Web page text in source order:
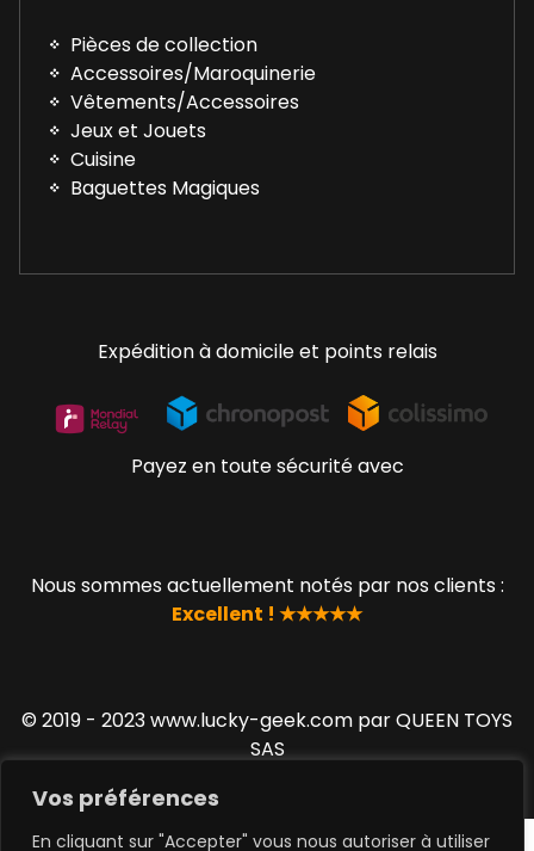
Vos préférences
En cliquant sur "Accepter" vous nous autoriser à utiliser
Pièces de collection
Accessoires/Maroquinerie
Vêtements/Accessoires
Jeux et Jouets
Cuisine
Baguettes Magiques
Expédition à domicile et points relais
Payez en toute sécurité avec
Nous sommes actuellement notés par nos clients :
Excellent ! ★★★★★
© 2019 - 2023 www.lucky-geek.com par QUEEN TOYS
SAS